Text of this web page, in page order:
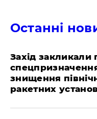
Останні
​Захід закликали
знищення
ракетних